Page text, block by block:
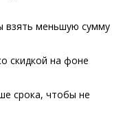
взять меньшую сумму
скидкой на фоне
срока, чтобы не